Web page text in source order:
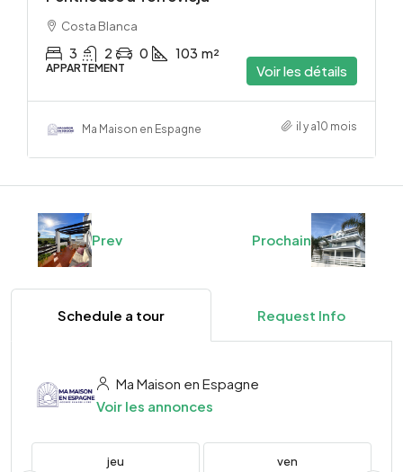
Costa Blanca
3 2 0 103 m²
APPARTEMENT Voir les détails
Ma Maison en Espagne il y a10 mois
Prev Prochain
Schedule a tour Request Info
Ma Maison en Espagne
Voir les annonces
jeu ven